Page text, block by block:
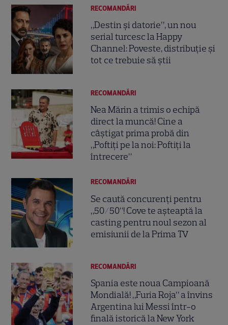
RECOMANDĂRI
„Destin și datorie”, un nou
serial turcesc la Happy
Channel: Poveste, distribuție și
tot ce trebuie să știi
RECOMANDĂRI
Nea Mărin a trimis o echipă
direct la muncă! Cine a
câștigat prima probă din
„Poftiți pe la noi: Poftiți la
întrecere”
RECOMANDĂRI
Se caută concurenți pentru
„50/50”! Cove te așteaptă la
casting pentru noul sezon al
emisiunii de la Prima TV
RECOMANDĂRI
Spania este noua Campioană
Mondială! „Furia Roja” a învins
Argentina lui Messi într-o
finală istorică la New York